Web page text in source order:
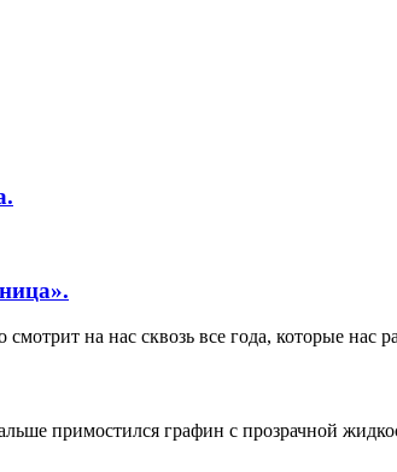
на нас сквозь все года, которые нас
примостился графин с прозрачной